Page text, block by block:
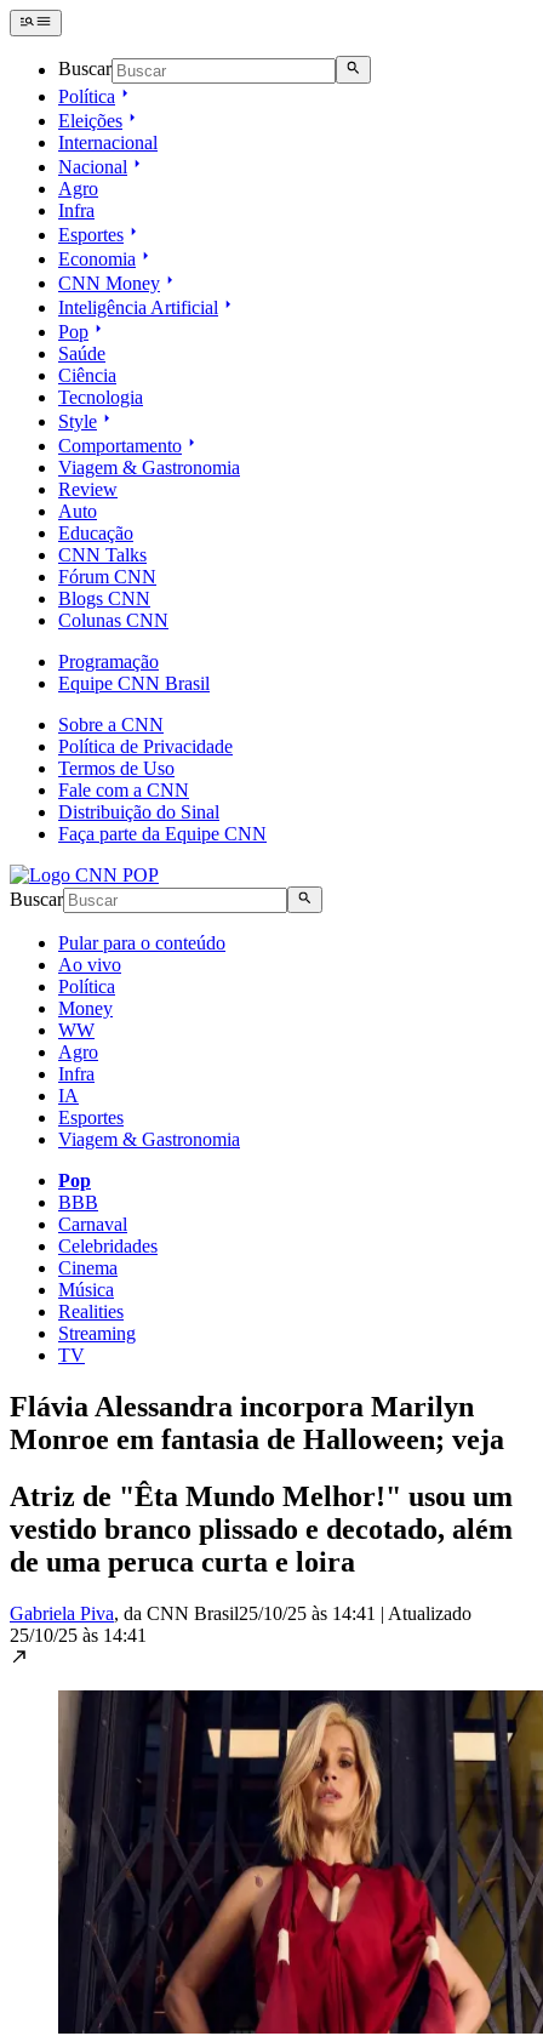
Buscar
Política
Eleições
Internacional
Nacional
Agro
Infra
Esportes
Economia
CNN Money
Inteligência Artificial
Pop
Saúde
Ciência
Tecnologia
Style
Comportamento
Viagem & Gastronomia
Review
Auto
Educação
CNN Talks
Fórum CNN
Blogs CNN
Colunas CNN
Programação
Equipe CNN Brasil
Sobre a CNN
Política de Privacidade
Termos de Uso
Fale com a CNN
Distribuição do Sinal
Faça parte da Equipe CNN
Buscar
Pular para o conteúdo
Ao vivo
Política
Money
WW
Agro
Infra
IA
Esportes
Viagem & Gastronomia
Pop
BBB
Carnaval
Celebridades
Cinema
Música
Realities
Streaming
TV
Flávia Alessandra incorpora Marilyn
Monroe em fantasia de Halloween; veja
Atriz de "Êta Mundo Melhor!" usou um
vestido branco plissado e decotado, além
de uma peruca curta e loira
Gabriela Piva, da CNN Brasil25/10/25 às 14:41 | Atualizado
25/10/25 às 14:41